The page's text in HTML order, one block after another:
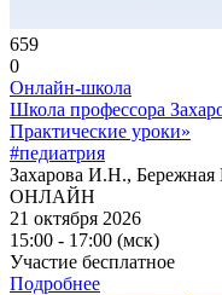
659
0
Онлайн-школа
Школа профессора
Практические уроки»
#педиатрия
Захарова И.Н.,
ОНЛАЙН
21 октября 2026
15:00 - 17:00 (мск)
Участие бесплатное
Подробнее